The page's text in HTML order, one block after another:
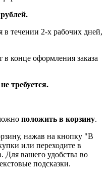
в течении 2-х рабочих дней,
в конце оформления заказа
требуется.
положить в корзину.
нажав на кнопку "В
или переходите в
Для вашего удобства во
подсказки.